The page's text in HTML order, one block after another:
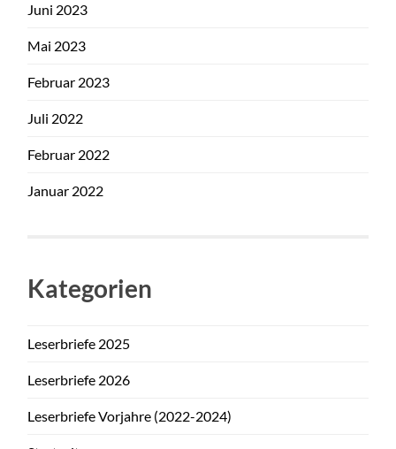
Juni 2023
Mai 2023
Februar 2023
Juli 2022
Februar 2022
Januar 2022
Kategorien
Leserbriefe 2025
Leserbriefe 2026
Leserbriefe Vorjahre (2022-2024)